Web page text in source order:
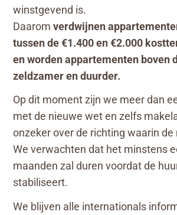
winstgevend is.
Daaromverdwijnen
tussen de €1.400 en €2.000
en worden appartementen boven
zeldzamer en duurder.
Op dit moment zijn we meer dan
met de nieuwe wet en zelfs
onzeker over de richting waarin
We verwachten dat het minstens
maanden zal duren voordat de
stabiliseert.
We blijven alle internationals